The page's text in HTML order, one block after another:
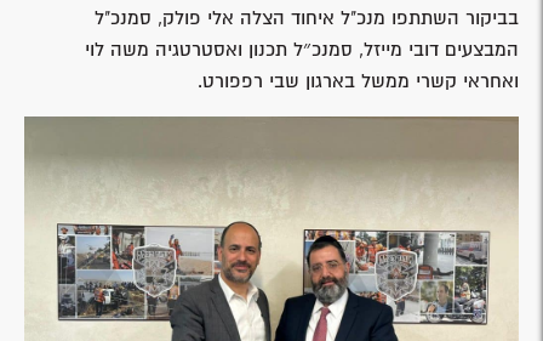
בביקור השתתפו מנכ"ל איחוד הצלה אלי פולק, סמנכ"ל
המבצעים דובי מייזל, סמנכ״ל תכנון ואסטרטגיה משה לוי
ואחראי קשרי ממשל בארגון שבי רפפורט.